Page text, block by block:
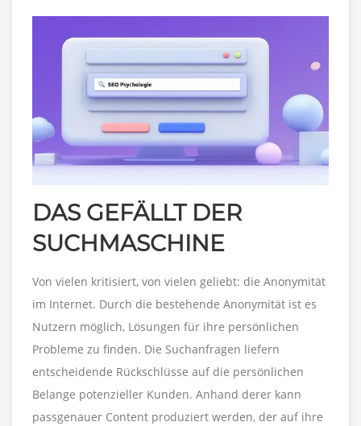
DAS GEFÄLLT DER
SUCHMASCHINE
Von vielen kritisiert, von vielen geliebt: die Anonymität
im Internet. Durch die bestehende Anonymität ist es
Nutzern möglich, Lösungen für ihre persönlichen
Probleme zu finden. Die Suchanfragen liefern
entscheidende Rückschlüsse auf die persönlichen
Belange potenzieller Kunden. Anhand derer kann
passgenauer Content produziert werden, der auf ihre